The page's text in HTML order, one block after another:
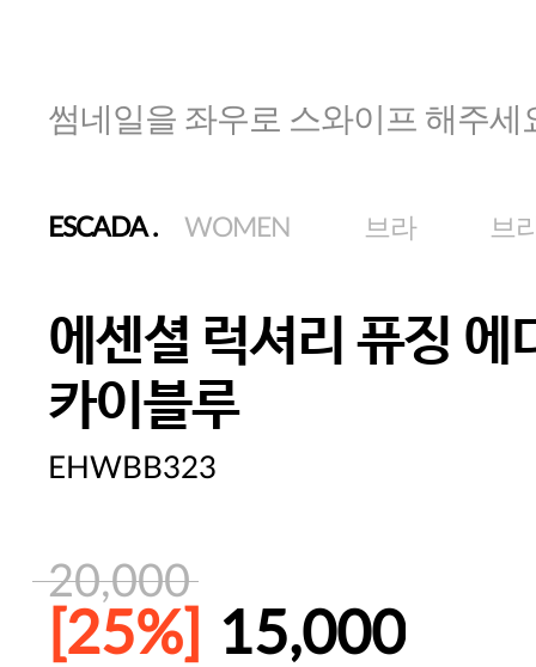
썸네일을 좌우로 스와이프 해주세
ESCADA. WOMEN 브라 브
에센셜 럭셔리 퓨징 에
카이블루
EHWBB323
20,000
[25%] 15,000